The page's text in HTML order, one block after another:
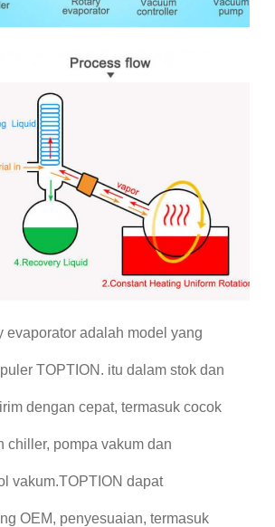
evaporator adalah model yang
TOPTION. itu dalam stok dan
dengan cepat, termasuk cocok
chiller, pompa vakum dan
vakum.TOPTION dapat
OEM, penyesuaian, termasuk